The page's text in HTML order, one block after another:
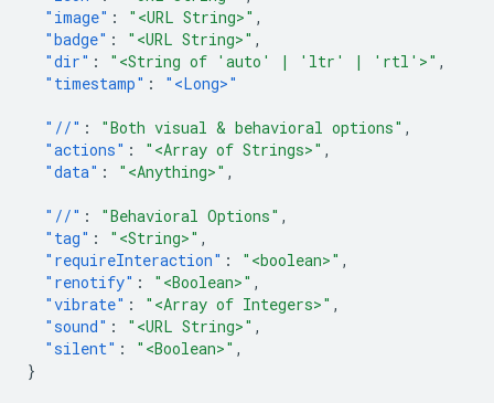
"image" : "<URL String>" ,
"badge" : "<URL String>" ,
"dir" : "<String of 'auto' | 'ltr' | 'rtl'>" ,
"timestamp" : "<Long>"
"//" : "Both visual & behavioral options" ,
"actions" : "<Array of Strings>" ,
"data" : "<Anything>" ,
"//" : "Behavioral Options" ,
"tag" : "<String>" ,
"requireInteraction" : "<boolean>" ,
"renotify" : "<Boolean>" ,
"vibrate" : "<Array of Integers>" ,
"sound" : "<URL String>" ,
"silent" : "<Boolean>" ,
}